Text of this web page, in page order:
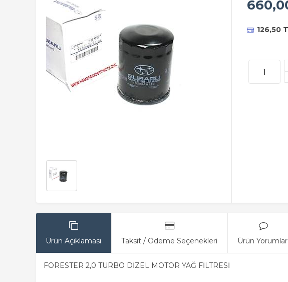
126,50
Ürün Açıklaması Taksit / Ödeme Seçenekleri Ürün Yorumları
FORESTER 2,0 TURBO DİZEL MOTOR YAĞ FİLTRESİ